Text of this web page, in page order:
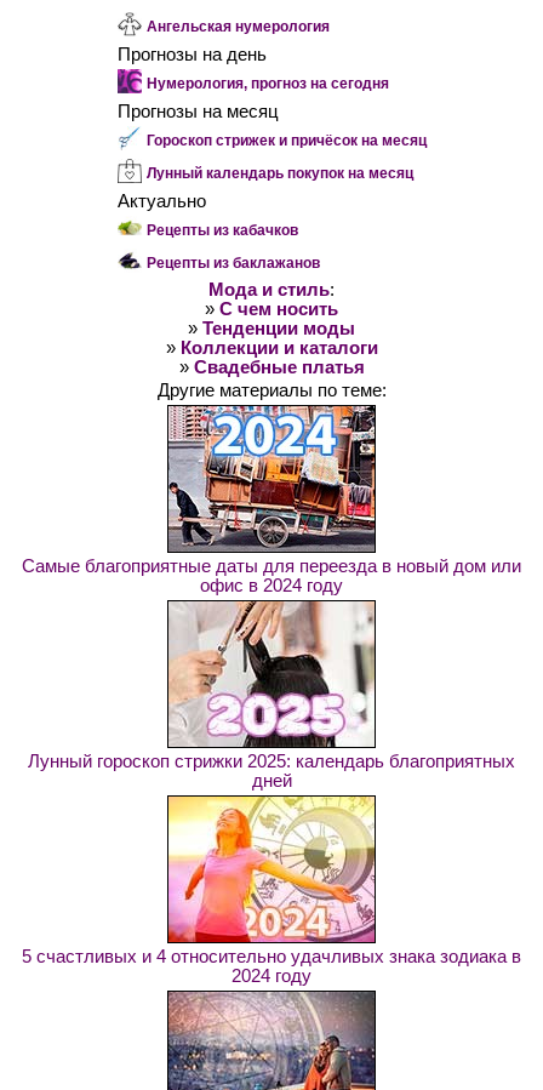
Ангельская нумерология
Прогнозы на день
Нумерология, прогноз на сегодня
Прогнозы на месяц
Гороскоп стрижек и причёсок на месяц
Лунный календарь покупок на месяц
Актуально
Рецепты из кабачков
Рецепты из баклажанов
Мода и стиль:
» С чем носить
» Тенденции моды
» Коллекции и каталоги
» Свадебные платья
Другие материалы по теме:
Самые благоприятные даты для переезда в новый дом или
офис в 2024 году
Лунный гороскоп стрижки 2025: календарь благоприятных
дней
5 счастливых и 4 относительно удачливых знака зодиака в
2024 году